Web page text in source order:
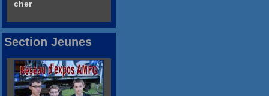
cher
Section Jeunes